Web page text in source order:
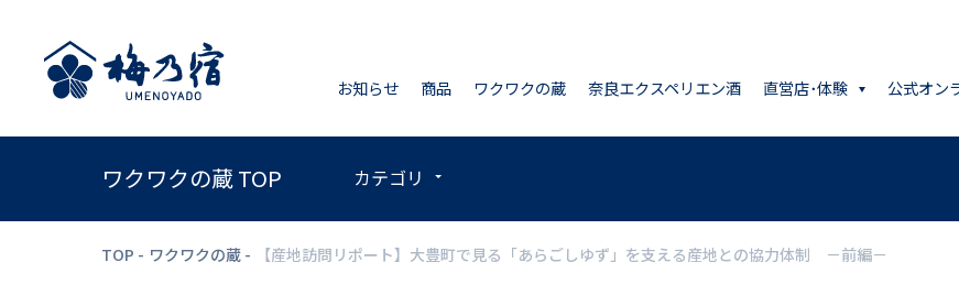
お知らせ 商品 ワクワクの蔵 奈良エクスペリエン酒 直営店･体験 公式オン
ワクワクの蔵 TOP カテゴリ
TOP ワクワクの蔵 【産地訪問リポート】大豊町で見る「あらごしゆず」を支える産地との協力体制 －前編－